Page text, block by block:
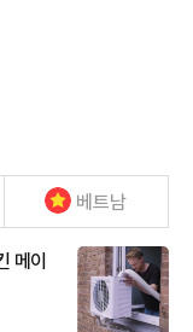
베트남
메이